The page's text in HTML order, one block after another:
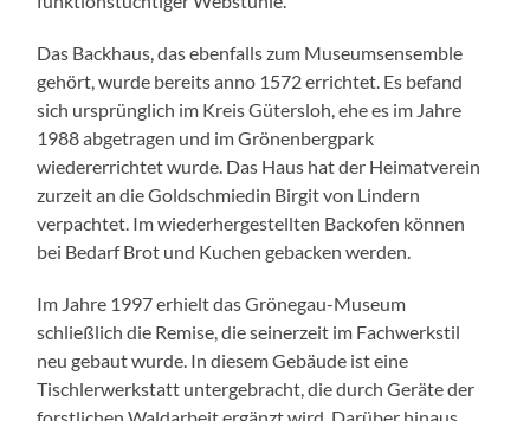
Das Backhaus, das ebenfalls zum Museumsensemble
gehört, wurde bereits anno 1572 errichtet. Es befand
sich ursprünglich im Kreis Gütersloh, ehe es im Jahre
1988 abgetragen und im Grönenbergpark
wiedererrichtet wurde. Das Haus hat der Heimatverein
zurzeit an die Goldschmiedin Birgit von Lindern
verpachtet. Im wiederhergestellten Backofen können
bei Bedarf Brot und Kuchen gebacken werden.
Im Jahre 1997 erhielt das Grönegau-Museum
schließlich die Remise, die seinerzeit im Fachwerkstil
neu gebaut wurde. In diesem Gebäude ist eine
Tischlerwerkstatt untergebracht, die durch Geräte der